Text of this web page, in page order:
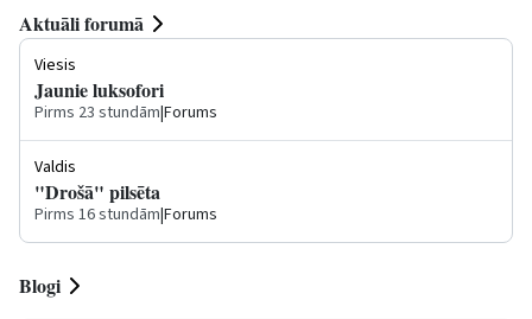
Aktuāli forumā
Viesis
Jaunie luksofori
Pirms 23 stundām|Forums
Valdis
"Drošā" pilsēta
Pirms 16 stundām|Forums
Blogi